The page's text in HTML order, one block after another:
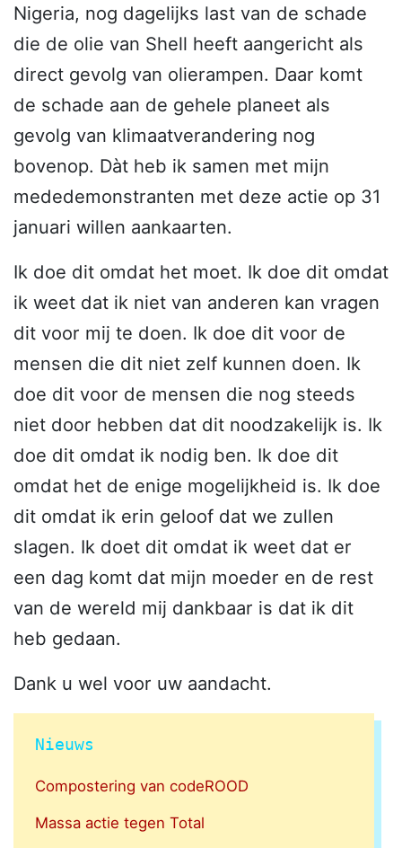
Nigeria, nog dagelijks last van de schade
die de olie van Shell heeft aangericht als
direct gevolg van olierampen. Daar komt
de schade aan de gehele planeet als
gevolg van klimaatverandering nog
bovenop. Dàt heb ik samen met mijn
mededemonstranten met deze actie op 31
januari willen aankaarten.
Ik doe dit omdat het moet. Ik doe dit omdat
ik weet dat ik niet van anderen kan vragen
dit voor mij te doen. Ik doe dit voor de
mensen die dit niet zelf kunnen doen. Ik
doe dit voor de mensen die nog steeds
niet door hebben dat dit noodzakelijk is. Ik
doe dit omdat ik nodig ben. Ik doe dit
omdat het de enige mogelijkheid is. Ik doe
dit omdat ik erin geloof dat we zullen
slagen. Ik doet dit omdat ik weet dat er
een dag komt dat mijn moeder en de rest
van de wereld mij dankbaar is dat ik dit
heb gedaan.
Dank u wel voor uw aandacht.
Nieuws
Compostering van codeROOD
Massa actie tegen Total